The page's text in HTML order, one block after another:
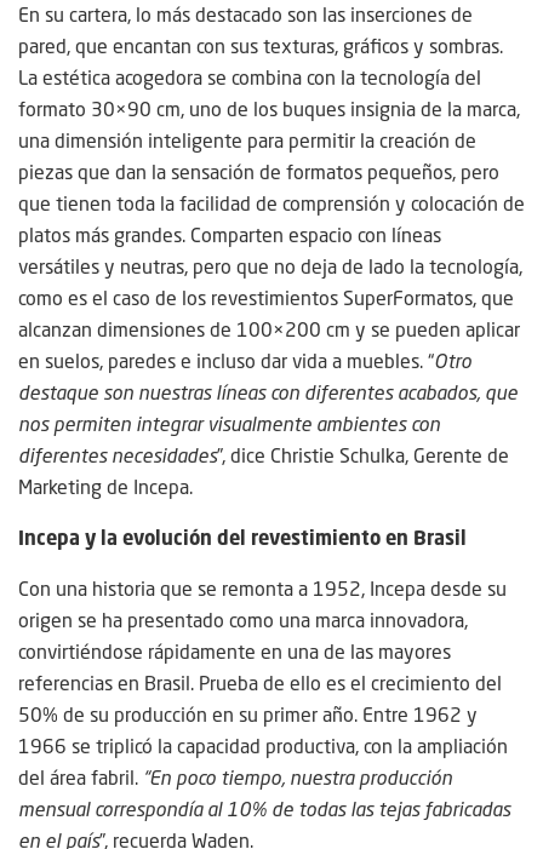
En su cartera, lo más destacado son las inserciones de
pared, que encantan con sus texturas, gráficos y sombras.
La estética acogedora se combina con la tecnología del
formato 30×90 cm, uno de los buques insignia de la marca,
una dimensión inteligente para permitir la creación de
piezas que dan la sensación de formatos pequeños, pero
que tienen toda la facilidad de comprensión y colocación de
platos más grandes. Comparten espacio con líneas
versátiles y neutras, pero que no deja de lado la tecnología,
como es el caso de los revestimientos SuperFormatos, que
alcanzan dimensiones de 100×200 cm y se pueden aplicar
en suelos, paredes e incluso dar vida a muebles. “Otro
destaque son nuestras líneas con diferentes acabados, que
nos permiten integrar visualmente ambientes con
diferentes necesidades”, dice Christie Schulka, Gerente de
Marketing de Incepa.
Incepa y la evolución del revestimiento en Brasil
Con una historia que se remonta a 1952, Incepa desde su
origen se ha presentado como una marca innovadora,
convirtiéndose rápidamente en una de las mayores
referencias en Brasil. Prueba de ello es el crecimiento del
50% de su producción en su primer año. Entre 1962 y
1966 se triplicó la capacidad productiva, con la ampliación
del área fabril. “En poco tiempo, nuestra producción
mensual correspondía al 10% de todas las tejas fabricadas
en el país”, recuerda Waden.